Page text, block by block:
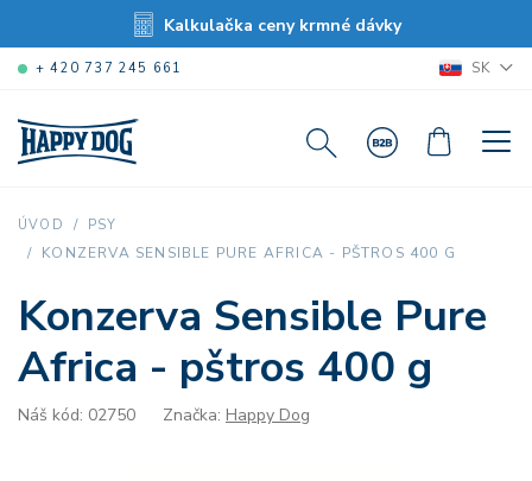
Kalkulačka ceny krmné dávky
+ 420 737 245 661 SK
ÚVOD PSY
KONZERVA SENSIBLE PURE AFRICA - PŠTROS 400 G
Konzerva Sensible Pure
Africa - pštros 400 g
Náš kód: 02750 Značka: Happy Dog